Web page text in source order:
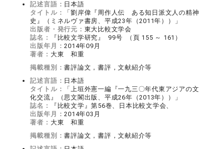
記述言語： 日本語
タイトル：
「劉岸偉『周作人伝 ある知日派文人の精神
史』（ミネルヴァ書房、平成23年（2011年））」
出版者・発行元： 東大比較文学会
誌名：
『比較文学研究』 99号 （頁 155 ～ 161）
出版年月：2014年09月
著者： 大東 和重
掲載種別：書評論文，書評，文献紹介等
記述言語： 日本語
タイトル：
「上垣外憲一編『一九三〇年代東アジアの文
化交流』（思文閣出版、平成26年（2013年））」
誌名：
『比較文学』第56巻、日本比較文学会、
出版年月：2014年03月
著者： 大東 和重
掲載種別：書評論文，書評，文献紹介等